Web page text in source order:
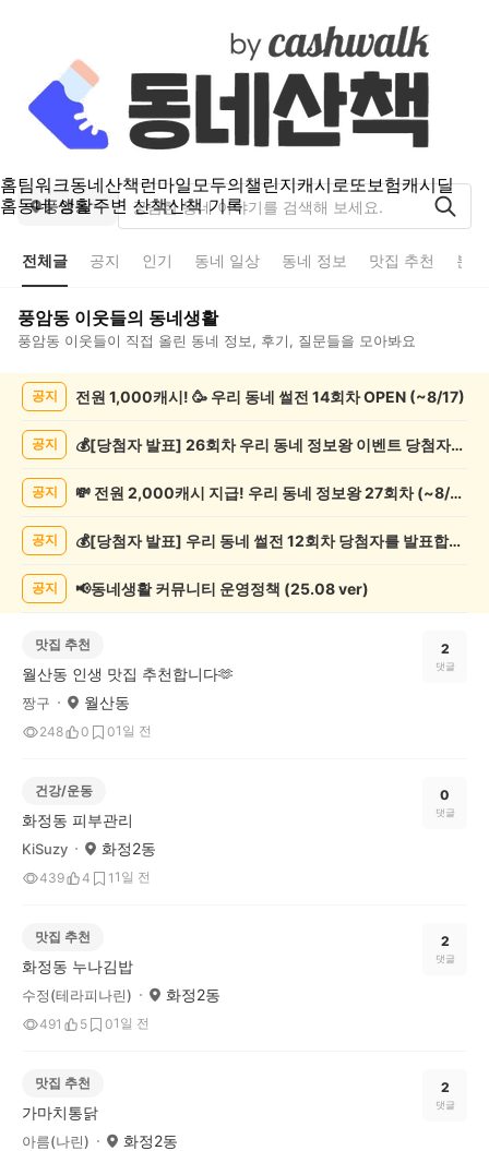
홈팀워크동네산책런마일모두의챌린지캐시로또보험캐시딜
홈동네 생활주변 산책산책 기록
풍암동
전체글 공지 인기 동네 일상 동네 정보 맛집 추천 분
풍암동 이웃들의 동네생활
풍암동 이웃들이 직접 올린 동네 정보, 후기, 질문들을 모아봐요
공지 전원 1,000캐시! 🥳 우리 동네 썰전 14회차 OPEN (~8/17)
공지 💰[당첨자 발표] 26회차 우리 동네 정보왕 이벤트 당첨자를 발표합니다!
공지 💸 전원 2,000캐시 지급! 우리 동네 정보왕 27회차 (~8/10)
공지 💰[당첨자 발표] 우리 동네 썰전 12회차 당첨자를 발표합니다!
공지 📢동네생활 커뮤니티 운영정책 (25.08 ver)
맛집 추천
월산동 인생 맛집 추천합니다🫶
짱구 월산동
248 0 01일 전
2
댓글
건강/운동
화정동 피부관리
KiSuzy 화정2동
439 4 1 1일 전
0
댓글
맛집 추천
화정동 누나김밥
수정(테라피나린) 화정2동
491 5 01일 전
2
댓글
맛집 추천
가마치통닭
아름(나린) 화정2동
2
댓글